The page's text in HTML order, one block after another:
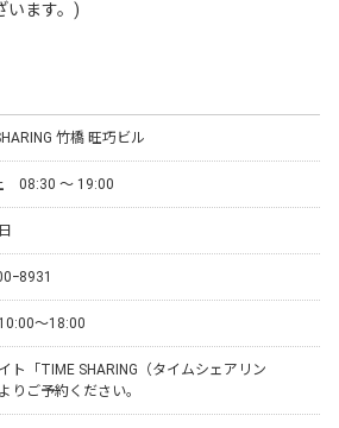
います。)
竹橋 旺巧ビル
　08:30 ～ 19:00
ｰ8931
～18:00
ト「TIME SHARING（タイムシェアリン
りご予約ください。